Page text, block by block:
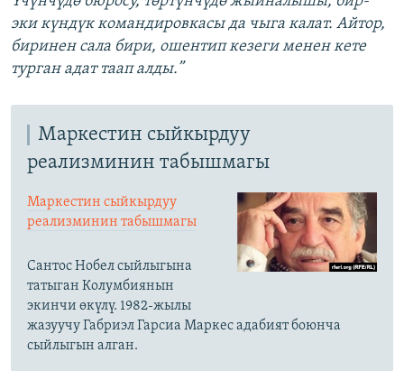
эки күндүк командировкасы да чыга калат. Айтор,
биринен сала бири, ошентип кезеги менен кете
турган адат таап алды.”
Маркестин сыйкырдуу
реализминин табышмагы
Маркестин сыйкырдуу
реализминин табышмагы
Сантос Нобел сыйлыгына
татыган Колумбиянын
экинчи өкүлү. 1982-жылы
жазуучу Габриэл Гарсиа Маркес адабият боюнча
сыйлыгын алган.